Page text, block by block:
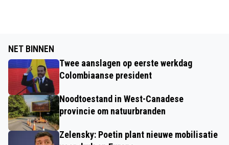
NET BINNEN
Twee aanslagen op eerste werkdag
Colombiaanse president
Noodtoestand in West-Canadese
provincie om natuurbranden
Zelensky: Poetin plant nieuwe mobilisatie